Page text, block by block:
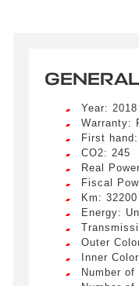
Year: 2018
Warranty:
First
CO2: 245
Real
Fiscal
Km: 32200
Energy:
Outer
Inner
Number